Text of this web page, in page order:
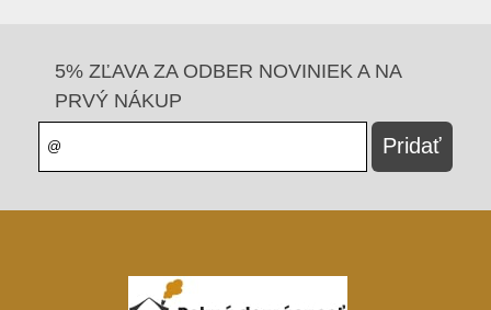
5% ZĽAVA ZA ODBER NOVINIEK A NA
PRVÝ NÁKUP